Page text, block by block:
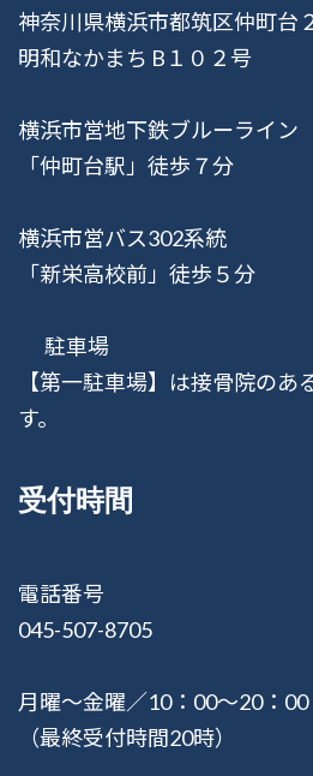
神奈川県横浜市都筑区仲町台
明和なかまち B１０２号
横浜市営地下鉄ブルーライン
「仲町台駅」徒歩７分
横浜市営バス302系統
「新栄高校前」徒歩５分
駐車場
【第一駐車場】は接骨院のあ
す。
受付時間
電話番号
045-507-8705
月曜〜金曜／10：00〜20：00
（最終受付時間20時）